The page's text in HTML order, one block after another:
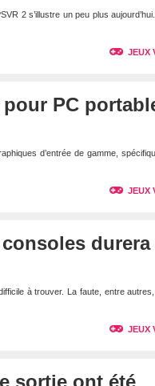
2 s’illustre un peu plus
JEUX
pour PC
d’entrée de gamme,
JEUX
durera
à trouver. La faute, entre
JEUX
sortie ont été